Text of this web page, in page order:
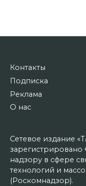
Контакты
Подписка
Реклама
О нас
Сетевое издание
надзору в сфере
технологий и
(Роскомнадзор).